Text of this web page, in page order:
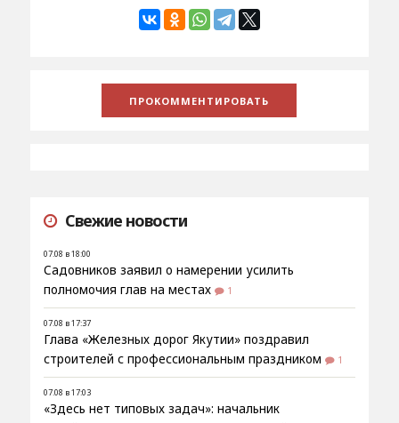
Свежие новости
07.08 в 18:00
Садовников заявил о намерении усилить
полномочия глав на местах
1
07.08 в 17:37
Глава «Железных дорог Якутии» поздравил
строителей с профессиональным праздником
1
07.08 в 17:03
«Здесь нет типовых задач»: начальник